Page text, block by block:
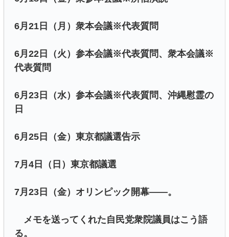
6月21日（月）衆本会議※代表質問
6月22日（火）参本会議※代表質問、衆本会議※
代表質問
6月23日（水）参本会議※代表質問、沖縄慰霊の
日
6月25日（金）東京都議選告示
7月4日（日）東京都議選
7月23日（金）オリンピック開幕――。
メモを送ってくれた自民党衆院議員はこう語
る。